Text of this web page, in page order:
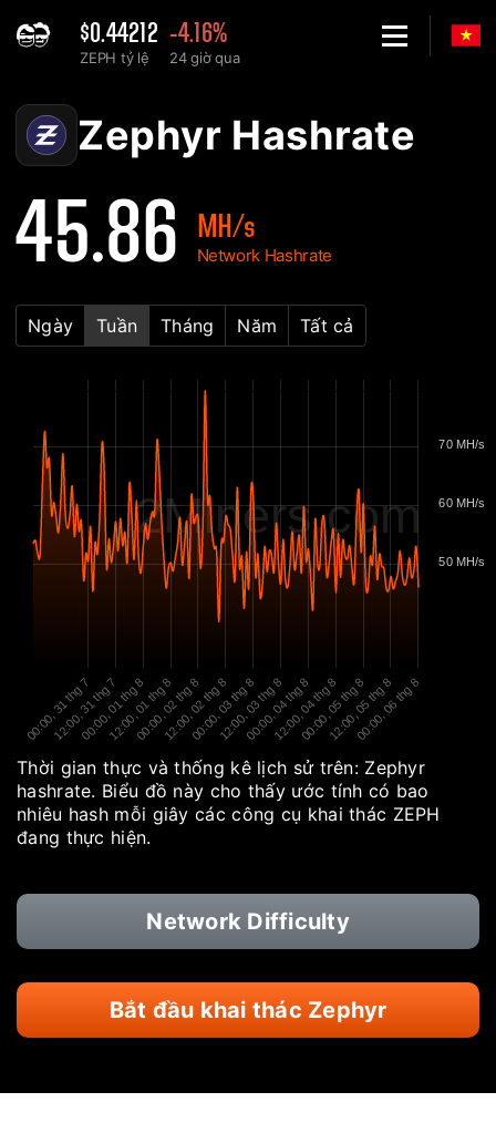
$0.44212
ZEPH tỷ lệ
-4.16%
24 giờ qua
Zephyr ZEPH Biểu đồ Hashrate của mạng - 2Miners
Zephyr Hashrate
45.86 MH/s
Network Hashrate
Ngày Tuần Tháng Năm Tất cả
2Miners.com
00:00, 31 thg 7
12:00, 31 thg 7
00:00, 01 thg 8
12:00, 01 thg 8
00:00, 02 thg 8
12:00, 02 thg 8
00:00, 03 thg 8
12:00, 03 thg 8
00:00, 04 thg 8
12:00, 04 thg 8
00:00, 05 thg 8
12:00, 05 thg 8
00:00, 06 thg 8
50 MH/s
60 MH/s
70 MH/s
Thời gian thực và thống kê lịch sử trên: Zephyr
hashrate. Biểu đồ này cho thấy ước tính có bao
nhiêu hash mỗi giây các công cụ khai thác ZEPH
đang thực hiện.
Network Difficulty
Bắt đầu khai thác Zephyr